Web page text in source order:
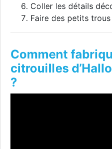
Coller les détails
Faire des petits
Comment
citrouilles
?